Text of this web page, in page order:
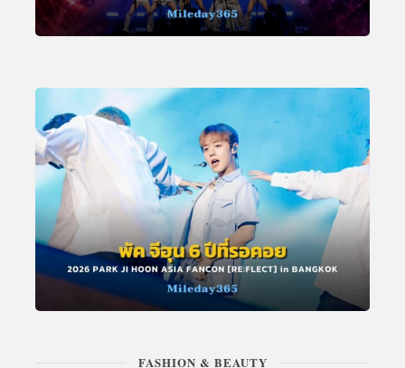
FASHION & BEAUTY